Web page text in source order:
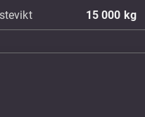
15 000 kg